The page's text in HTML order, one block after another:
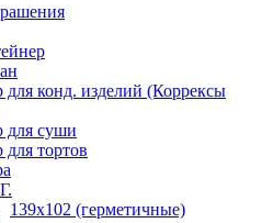
для конд. изделий (Коррексы
для суши
тортов
139х102 (герметичные)